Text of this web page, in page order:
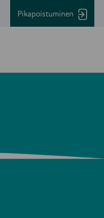
Pikapoistuminen